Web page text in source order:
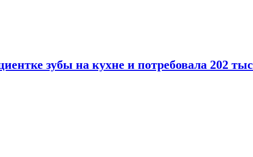
зубы на кухне и потребовала 202